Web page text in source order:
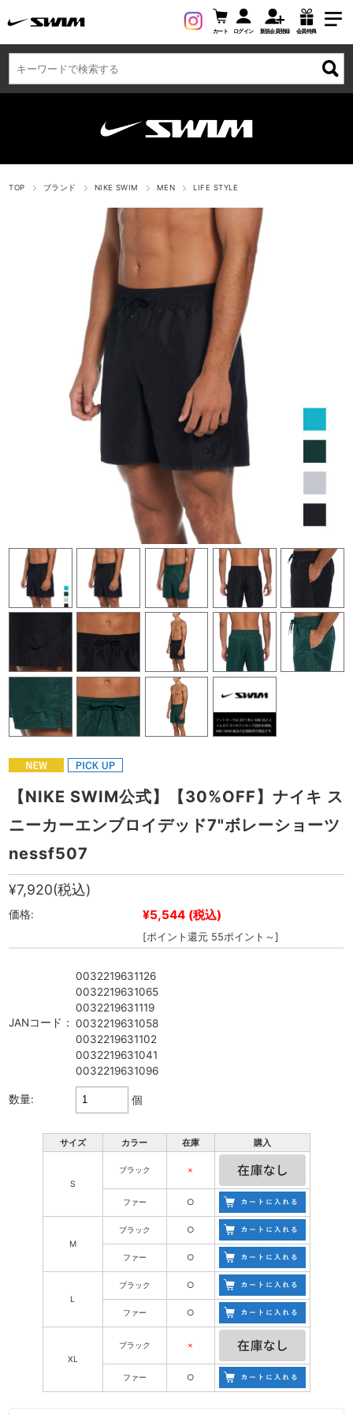
カート ログイン 新規会員登録 会員特典
TOP ブランド NIKE SWIM MEN LIFE STYLE
【NIKE SWIM公式】【30%OFF】ナイキ ス
ニーカーエンブロイデッド7"ボレーショーツ
nessf507
¥7,920(税込)
価格: ¥5,544 (税込)
[ポイント還元 55ポイント～]
JANコード：
0032219631126
0032219631065
0032219631119
0032219631058
0032219631102
0032219631041
0032219631096
数量: 個
サイズ カラー 在庫 購入
S
ブラック ×
ファー ○
M
ブラック ○
ファー ○
L
ブラック ○
ファー ○
XL
ブラック ×
ファー ○